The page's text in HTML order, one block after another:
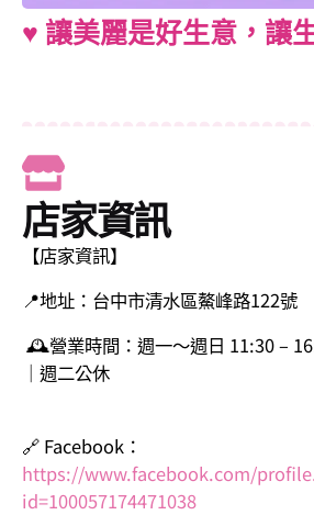
♥︎ 讓美麗是好生意，讓
店家資訊
【店家資訊】
📍地址：台中市清水區鰲峰路122號
🕰營業時間：週一～週日 11:30 –
｜週二公休
🔗 Facebook：
https://www.facebook.com/
id=100057174471038